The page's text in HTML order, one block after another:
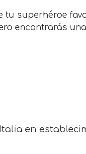
tu superhéroe
encontrarás
en